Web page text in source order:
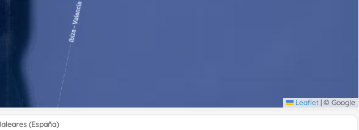
Leaflet | © Google
(España)